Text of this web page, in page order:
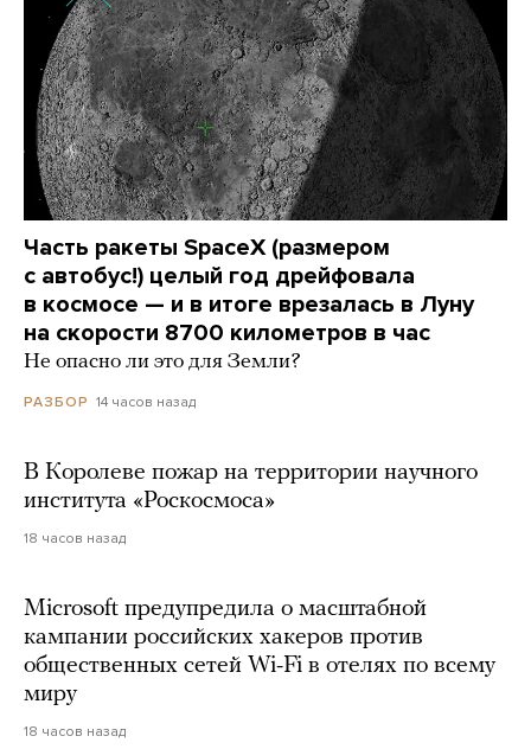
Часть ракеты SpaceX (размером
с автобус!) целый год дрейфовала
в космосе — и в итоге врезалась в Луну
на скорости 8700 километров в час
Не опасно ли это для Земли?
РАЗБОР 14 часов назад
В Королеве пожар на территории научного
института «Роскосмоса»
18 часов назад
Microsoft предупредила о масштабной
кампании российских хакеров против
общественных сетей Wi-Fi в отелях по всему
миру
18 часов назад